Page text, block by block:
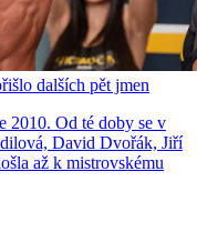
dalších pět jmen
2010. Od té doby se v
David Dvořák, Jiří
až k mistrovskému